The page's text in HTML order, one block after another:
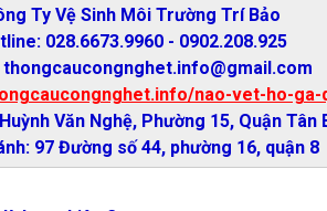
Ty Vệ Sinh Môi Trường Trí Bảo
028.6673.9960 - 0902.208.925
thongcaucongnghet.info@gmail.com
nao-vet-ho-ga-
Văn Nghệ, Phường 15, Quận Tân
97 Đường số 44, phường 16, quận 8